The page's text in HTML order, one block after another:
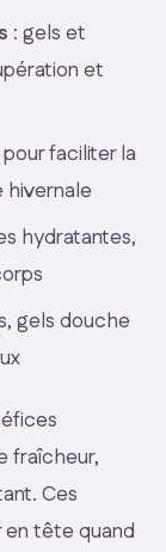
: gels et
et
faciliter la
hivernale
hydratantes,
gels douche
fraîcheur,
Ces
tête quand